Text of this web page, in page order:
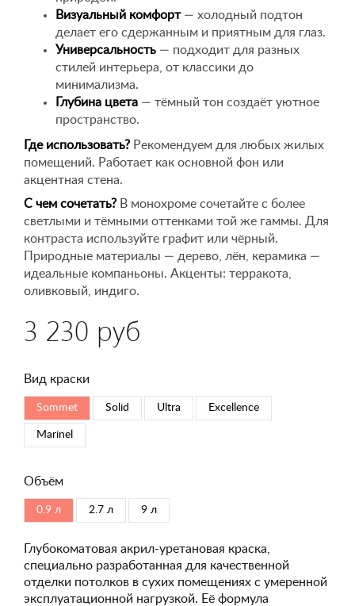
Визуальный комфорт— холодный подтон
делает его сдержанным и приятным для глаз.
Универсальность — подходит для разных
стилей интерьера, от классики до
минимализма.
Глубина цвета — тёмный тон создаёт уютное
пространство.
Где использовать? Рекомендуем для любых жилых
помещений. Работает как основной фон или
акцентная стена.
С чем сочетать? В монохроме сочетайте с более
светлыми и тёмными оттенками той же гаммы. Для
контраста используйте графит или чёрный.
Природные материалы — дерево, лён, керамика —
идеальные компаньоны. Акценты: терракота,
оливковый, индиго.
3 230 руб
Вид краски
Sommet Solid Ultra Excellence
Marinel
Объём
0.9 л 2.7 л 9 л
Глубокоматовая акрил-уретановая краска,
специально разработанная для качественной
отделки потолков в сухих помещениях с умеренной
эксплуатационной нагрузкой. Её формула